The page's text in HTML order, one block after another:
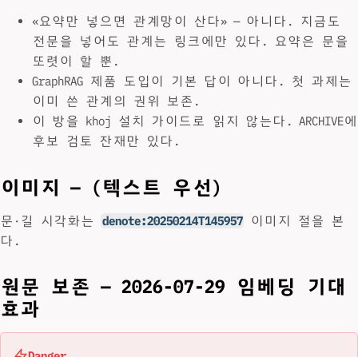
«요약만 넣으면 관계망이 산다» — 아니다. 지금도
전문을 넣어도 관계는 링크에만 있다. 요약은 문을
또렷이 할 뿐.
GraphRAG 제품 도입이 기본 답이 아니다. 첫 과제는
이미 쓴 관계의 권위 보존.
이 방을 khoj 설치 가이드로 읽지 않는다. ARCHIVE에
후보 검토 잔재만 있다.
이미지 — (텍스트 우선)
문·길 시각화는 denote:20250214T145957 이미지 절을 본
다.
원문 보존 — 2026-07-29 임베딩 기대
효과